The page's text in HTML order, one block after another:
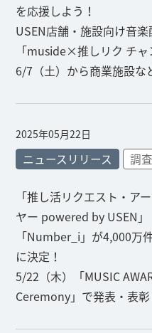
を応援しよう！
USEN店舗・施設向け音
「muside×推しリク チ
6/7（土）から商業施設な
2025年05月22日
ニュースリリース 調
「推し活リクエスト・ア
ヤー powered by USEN」
「Number_i」が4,000万
に決定！
5/22（木）「MUSIC
Ceremony」で発表・表彰